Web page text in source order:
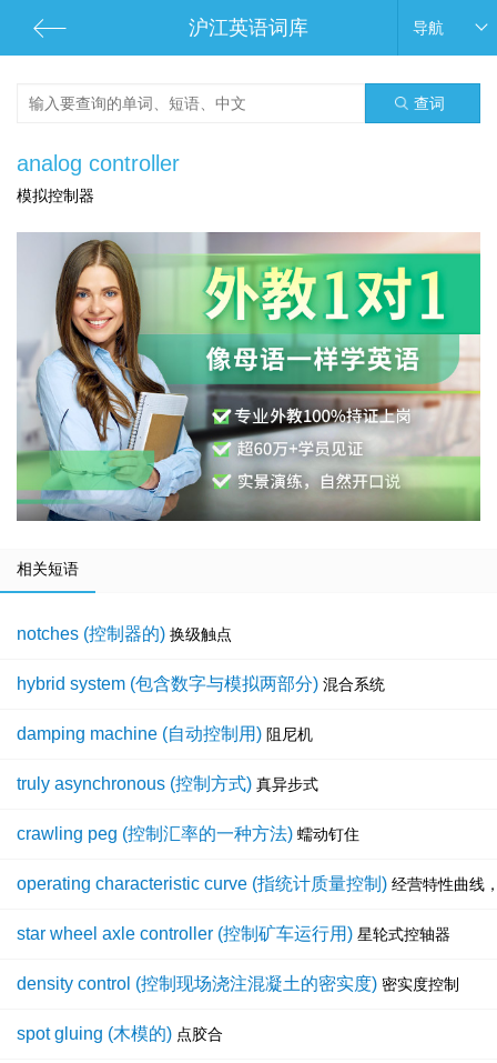
沪江英语词库 导航
查词
analog controller
模拟控制器
相关短语
notches (控制器的) 换级触点
hybrid system (包含数字与模拟两部分) 混合系统
damping machine (自动控制用) 阻尼机
truly asynchronous (控制方式) 真异步式
crawling peg (控制汇率的一种方法) 蠕动钉住
operating characteristic curve (指统计质量控制) 经营特性曲线
star wheel axle controller (控制矿车运行用) 星轮式控轴器
density control (控制现场浇注混凝土的密实度) 密实度控制
spot gluing (木模的) 点胶合